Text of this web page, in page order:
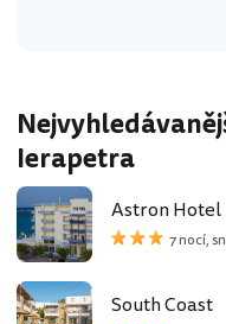
Ierapetra
Astron Hotel
7 nocí,
South Coast